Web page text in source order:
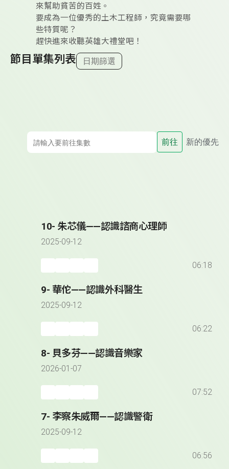
來幫助貧苦的百姓。
要成為一位優秀的土木工程師，究竟需要哪
些特質呢？
趕快進來收聽英雄大禮堂吧！
節目單集列表 日期篩選
前往 新的優先
10- 朱芯儀——認識諮商心理師
2025-09-12
06:18
9- 華佗——認識外科醫生
2025-09-12
06:22
8- 貝多芬——認識音樂家
2026-01-07
07:52
7- 李察朱威爾——認識警衛
2025-09-12
06:56